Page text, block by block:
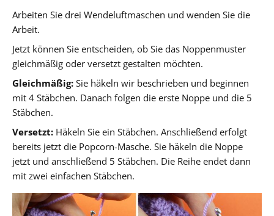
Arbeiten Sie drei Wendeluftmaschen und wenden Sie die
Arbeit.
Jetzt können Sie entscheiden, ob Sie das Noppenmuster
gleichmäßig oder versetzt gestalten möchten.
Gleichmäßig: Sie häkeln wir beschrieben und beginnen
mit 4 Stäbchen. Danach folgen die erste Noppe und die 5
Stäbchen.
Versetzt: Häkeln Sie ein Stäbchen. Anschließend erfolgt
bereits jetzt die Popcorn-Masche. Sie häkeln die Noppe
jetzt und anschließend 5 Stäbchen. Die Reihe endet dann
mit zwei einfachen Stäbchen.